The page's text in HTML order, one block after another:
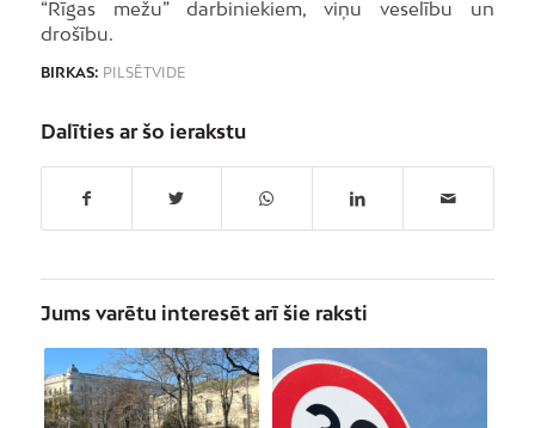
“Rīgas mežu” darbiniekiem, viņu veselību un
drošību.
BIRKAS: PILSĒTVIDE
Dalīties ar šo ierakstu
Jums varētu interesēt arī šie raksti